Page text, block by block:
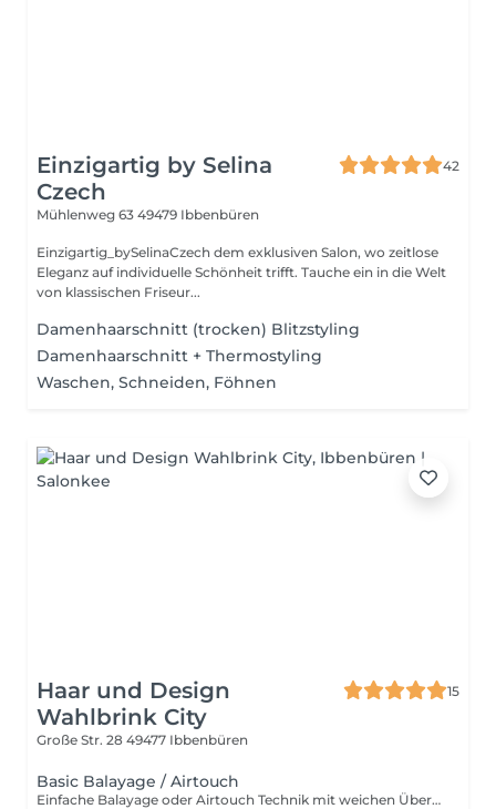
Einzigartig by Selina
Czech
42
Mühlenweg 63 49479 Ibbenbüren
Einzigartig_bySelinaCzech dem exklusiven Salon, wo zeitlose
Eleganz auf individuelle Schönheit trifft. Tauche ein in die Welt
von klassischen Friseur...
Damenhaarschnitt (trocken) Blitzstyling
Damenhaarschnitt + Thermostyling
Waschen, Schneiden, Föhnen
Haar und Design
Wahlbrink City
15
Große Str. 28 49477 Ibbenbüren
Basic Balayage / Airtouch
Einfache Balayage oder Airtouch Technik mit weichen Übergängen für langanhaltendem Tragekomfort. Inkl. Beratung, Haarpflege, Handmassage und Kopfmassage. Für wen ist das Basic Balayage-Paket geeignet? Dieses Paket richtet sich an Kundinnen, die bereits eine Balayage oder Airtouch-Behandlung hatten und sich eine dezente Auffrischung wünschen. Es ist ideal, wenn die bestehende Farbtechnik noch gut erhalten ist und lediglich sanft nachgearbeitet werden soll, ohne eine komplette Neugestaltung. Ebenso eignet sich Basic Paket für alle, die gezielte, leichte Aufhellungen bevorzugen – zum Beispiel am Oberkopf, im Konturbereich oder als Face Frame. Perfekt für einen frischen, natürlichen Look mit minimalem Aufwand und ohne den gesamten Kopf zu behandeln.